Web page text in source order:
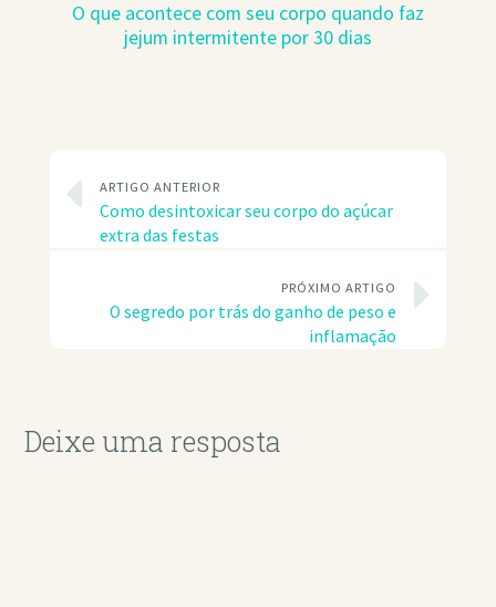
O que acontece com seu corpo quando faz
jejum intermitente por 30 dias
ARTIGO ANTERIOR
Como desintoxicar seu corpo do açúcar
extra das festas
PRÓXIMO ARTIGO
O segredo por trás do ganho de peso e
inflamação
Deixe uma resposta